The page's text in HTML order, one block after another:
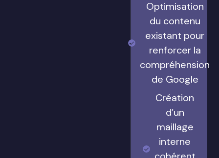
Optimisation
du contenu
existant pour
renforcer la
compréhension
de Google
Création
d’un
maillage
interne